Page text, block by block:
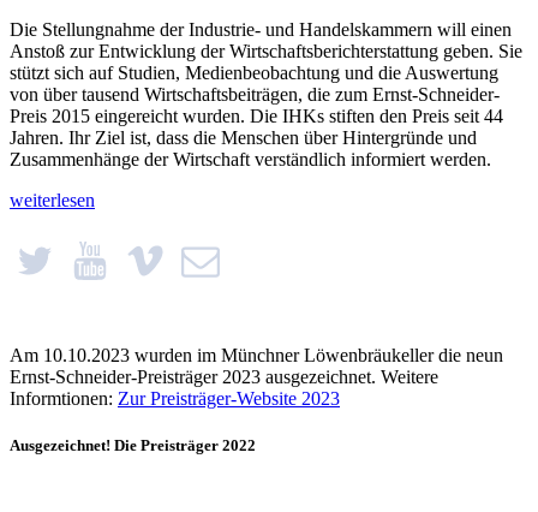
Die Stellungnahme der Industrie- und Handelskammern will einen
Anstoß zur Entwicklung der Wirtschaftsbericht­erstattung geben. Sie
stützt sich auf Studien, Medienbeobachtung und die Auswertung
von über tausend Wirtschaftsbeiträgen, die zum Ernst-Schneider-
Preis 2015 eingereicht wurden. Die IHKs stiften den Preis seit 44
Jahren. Ihr Ziel ist, dass die Menschen über Hintergründe und
Zusammenhänge der Wirtschaft verständlich informiert werden.
„Das
zeigen“
weiterlesen
Am 10.10.2023 wurden im Münchner Löwenbräukeller die neun
Ernst-Schneider-Preisträger 2023 ausgezeichnet. Weitere
Informtionen: Zur Preisträger-Website 2023
Ausgezeichnet! Die Preisträger 2022